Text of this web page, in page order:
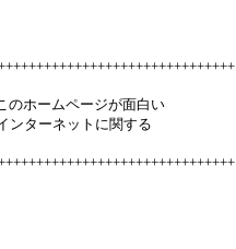
ホームページが面白い
ンターネットに関する